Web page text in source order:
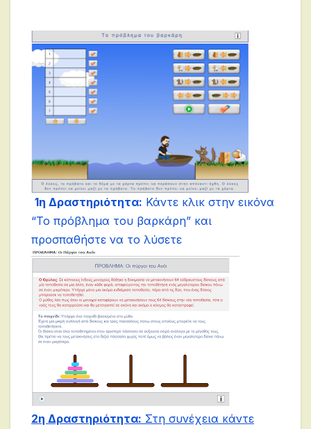
1η Δραστηριότητα: Κάντε κλικ στην εικόνα
“Το πρόβλημα του βαρκάρη” και
προσπαθήστε να το λύσετε
2η Δραστηριότητα: Στη συνέχεια κάντε